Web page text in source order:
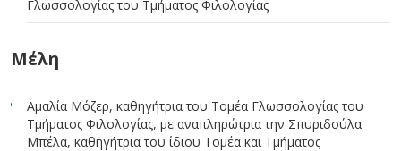
Γλωσσολογίας του Τμήματος Φιλολογίας
Μέλη
Αμαλία Μόζερ, καθηγήτρια του Τομέα Γλωσσολογίας του
Τμήματος Φιλολογίας, με αναπληρώτρια την Σπυριδούλα
Μπέλα, καθηγήτρια του ίδιου Τομέα και Τμήματος